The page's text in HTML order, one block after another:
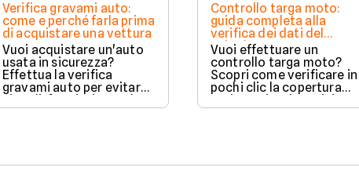
Verifica gravami auto:
come e perché farla prima
di acquistare una vettura
Vuoi acquistare un'auto
usata in sicurezza?
Effettua la verifica
gravami auto per evitare
vincoli, fermi o ipoteche.
Scopri come tutelare il
Controllo targa moto:
guida completa alla
verifica dei dati del
veicolo
Vuoi effettuare un
controllo targa moto?
Scopri come verificare in
pochi clic la copertura
assicurativa, la revisione
e lo stato legale del